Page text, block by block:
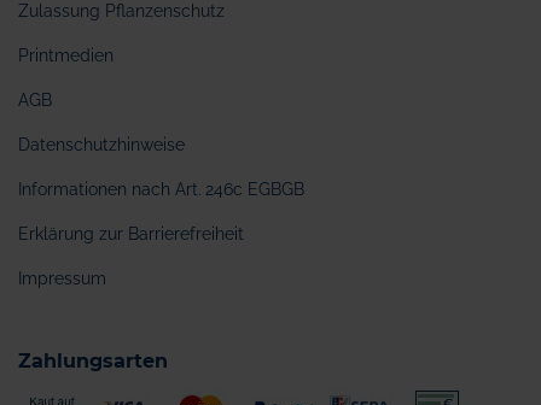
Zulassung Pflanzenschutz
Printmedien
AGB
Datenschutzhinweise
Informationen nach Art. 246c EGBGB
Erklärung zur Barrierefreiheit
Impressum
Zahlungsarten